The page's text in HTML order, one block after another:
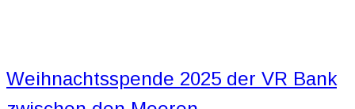
Weihnachtsspende 2025 der VR Bank